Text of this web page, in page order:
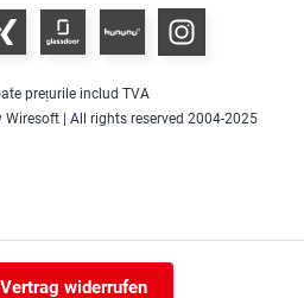
prețurile includ TVA
| All rights reserved 2004-2025
Vertrag widerrufen